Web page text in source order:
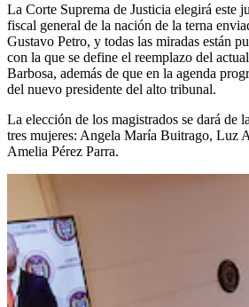
La Corte Suprema de Justicia elegirá este
fiscal general de la nación de la terna
Gustavo Petro, y todas las miradas están
con la que se define el reemplazo del
Barbosa, además de que en la agenda
del nuevo presidente del alto tribunal.
La elección de los magistrados se dará de
tres mujeres: Angela María Buitrago, Luz
Amelia Pérez Parra.